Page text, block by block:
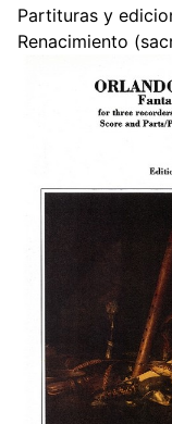
Partituras y
Renacimiento